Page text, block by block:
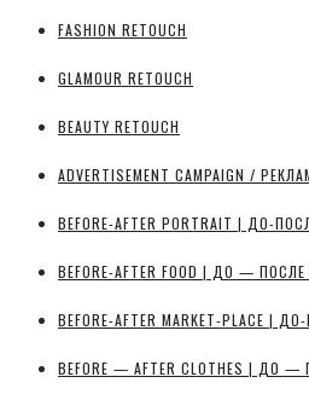
FASHION RETOUCH
GLAMOUR RETOUCH
BEAUTY RETOUCH
ADVERTISEMENT CAMPAIGN /
BEFORE-AFTER PORTRAIT | ДО-
BEFORE-AFTER FOOD | ДО —
BEFORE-AFTER MARKET-PLACE |
BEFORE — AFTER CLOTHES | ДО